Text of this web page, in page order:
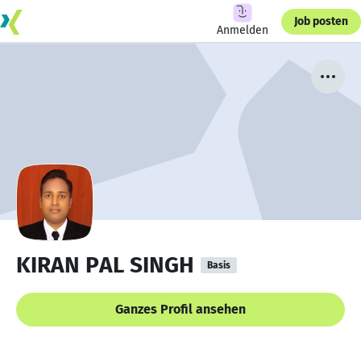
Anmelden
Job posten
KIRAN PAL SINGH Basis
Ganzes Profil ansehen